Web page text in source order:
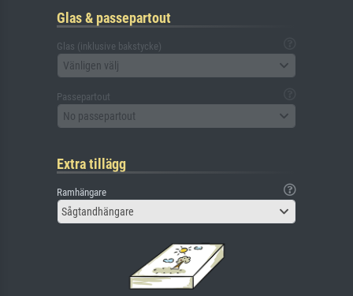
Glas & passepartout
Glas (inklusive bakstycke)
Vänligen välj
Passepartout
No passepartout
Extra tillägg
Ramhängare
Sågtandhängare